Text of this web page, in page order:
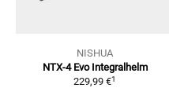
NISHUA
NTX-4 Evo Integralhelm
229,99 €1